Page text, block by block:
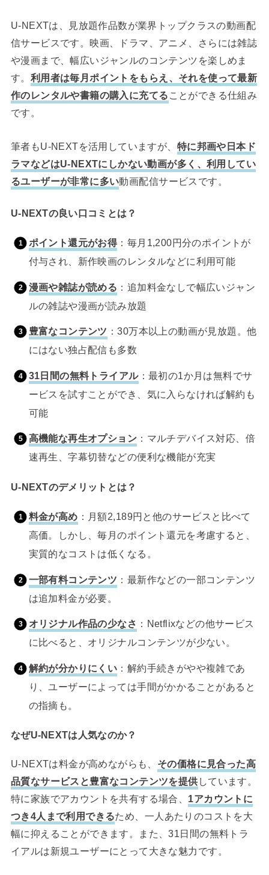
U-NEXTは、見放題作品数が業界トップクラスの動画配
信サービスです。映画、ドラマ、アニメ、さらには雑誌
や漫画まで、幅広いジャンルのコンテンツを楽しめま
す。 利用者は毎月ポイントをもらえ、それを使って最新
作のレンタルや書籍の購入に充てる ことができる仕組み
です。
筆者もU-NEXTを活用していますが、 特に邦画や日本ド
ラマなどはU-NEXTにしかない動画が多く、利用してい
るユーザーが非常に多い動画配信サービスです。
U-NEXTの良い口コミとは？
ポイント還元がお得：毎月1,200円分のポイントが
付与され、新作映画のレンタルなどに利用可能
漫画や雑誌が読める ：追加料金なしで幅広いジャン
ルの雑誌や漫画が読み放題
豊富なコンテンツ ：30万本以上の動画が見放題。他
にはない独占配信も多数
31日間の無料トライアル：最初の1か月は無料でサ
ービスを試すことができ、気に入らなければ解約も
可能
高機能な再生オプション ：マルチデバイス対応、倍
速再生、字幕切替などの便利な機能が充実
U-NEXTのデメリットとは？
料金が高め ：月額2,189円と他のサービスと比べて
高価。しかし、毎月のポイント還元を考慮すると、
実質的なコストは低くなる。
一部有料コンテンツ ：最新作などの一部コンテンツ
は追加料金が必要。
オリジナル作品の少なさ ：Netflixなどの他サービス
に比べると、オリジナルコンテンツが少ない。
解約が分かりにくい ：解約手続きがやや複雑であ
り、ユーザーによっては手間がかかることがあると
の指摘も。
なぜU-NEXTは人気なのか？
U-NEXTは料金が高めながらも、 その価格に見合った高
品質なサービスと豊富なコンテンツを提供 しています。
特に家族でアカウントを共有する場合、 1アカウントに
つき4人まで利用できるため、一人あたりのコストを大
幅に抑えることができます。また、31日間の無料トラ
イアルは新規ユーザーにとって大きな魅力です。